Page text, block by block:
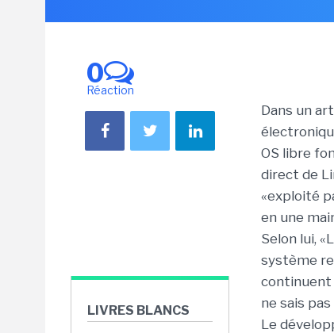
0
Réaction
LIVRES BLANCS
Dans un
OS libre
direct de
«exploité
en une
Selon lui,
système
continuent
ne sais
Le